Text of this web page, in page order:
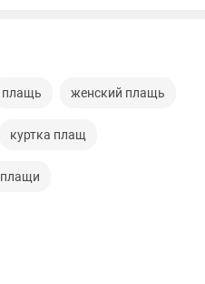
плащь женский плащь
куртка плащ
плащи